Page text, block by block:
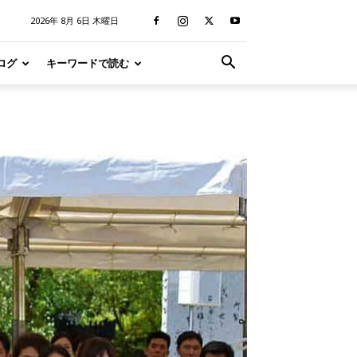
2026年 8月 6日 木曜日
グ キーワードで読む